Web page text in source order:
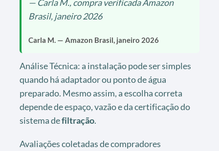
— Carla M., compra verificada Amazon
Brasil, janeiro 2026
Carla M. — Amazon Brasil, janeiro 2026
Análise Técnica: a instalação pode ser simples
quando há adaptador ou ponto de água
preparado. Mesmo assim, a escolha correta
depende de espaço, vazão e da certificação do
sistema defiltração.
Avaliações coletadas de compradores